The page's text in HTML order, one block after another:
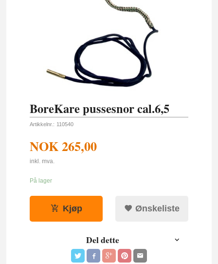
BoreKare pussesnor cal.6,5
Artikkelnr.: 110540
NOK265,00
inkl. mva.
På lager
Kjøp Ønskeliste
Del dette